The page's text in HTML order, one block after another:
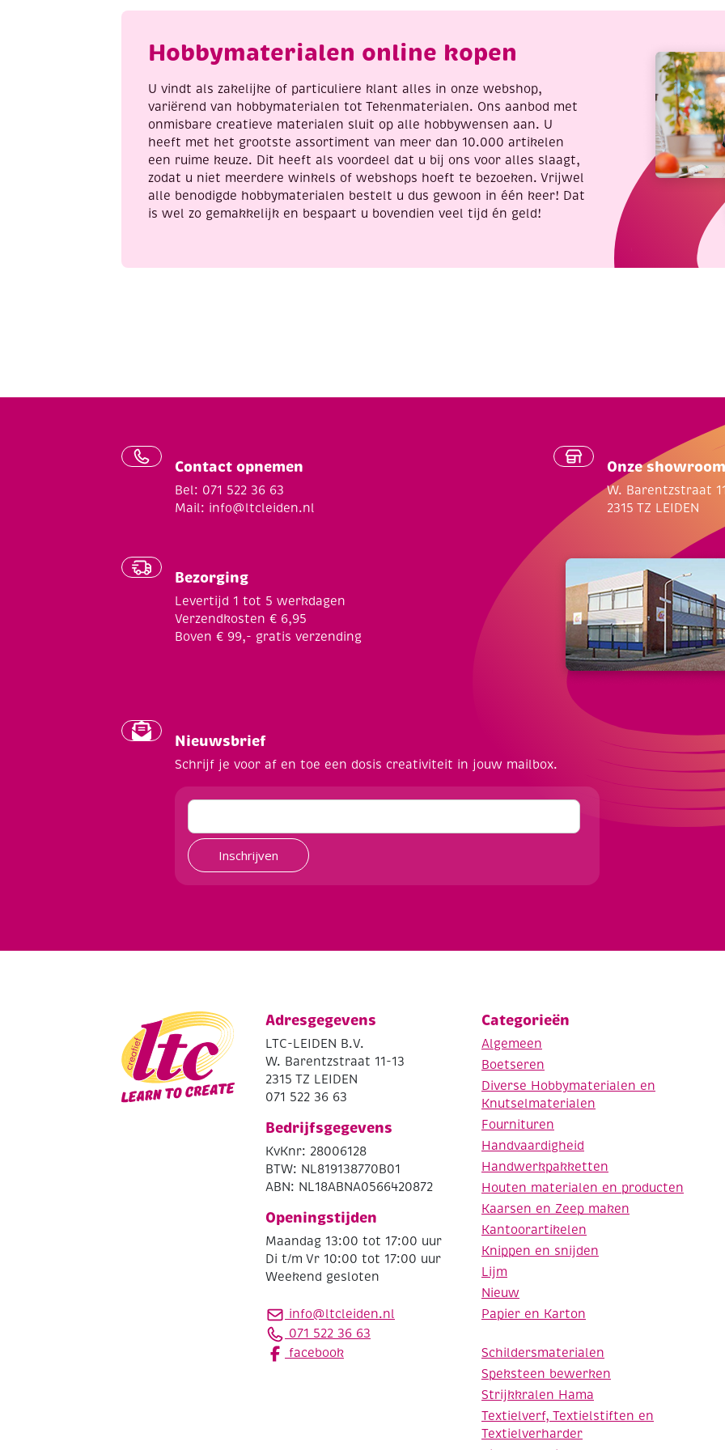
Hobbymaterialen online kopen
U vindt als zakelijke of particuliere klant alles in onze webshop,
variërend van hobbymaterialen tot Tekenmaterialen. Ons aanbod met
onmisbare creatieve materialen sluit op alle hobbywensen aan. U
heeft met het grootste assortiment van meer dan 10.000 artikelen
een ruime keuze. Dit heeft als voordeel dat u bij ons voor alles slaagt,
zodat u niet meerdere winkels of webshops hoeft te bezoeken. Vrijwel
alle benodigde hobbymaterialen bestelt u dus gewoon in één keer! Dat
is wel zo gemakkelijk en bespaart u bovendien veel tijd én geld!
Contact opnemen
Bel: 071 522 36 63
Mail: info@ltcleiden.nl
Bezorging
Levertijd 1 tot 5 werkdagen
Verzendkosten € 6,95
Boven € 99,- gratis verzending
Onze showroom
W. Barentzstraat
2315 TZ LEIDEN
Nieuwsbrief
Schrijf je voor af en toe een dosis creativiteit in jouw mailbox.
Inschrijven
Adresgegevens
LTC-LEIDEN B.V.
W. Barentzstraat 11-13
2315 TZ LEIDEN
071 522 36 63
Bedrijfsgegevens
KvKnr: 28006128
BTW: NL819138770B01
ABN: NL18ABNA0566420872
Openingstijden
Maandag 13:00 tot 17:00 uur
Di t/m Vr 10:00 tot 17:00 uur
Weekend gesloten
info@ltcleiden.nl
071 522 36 63
facebook
Categorieën
Algemeen
Boetseren
Diverse Hobbymaterialen en
Knutselmaterialen
Fournituren
Handvaardigheid
Handwerkpakketten
Houten materialen en producten
Kaarsen en Zeep maken
Kantoorartikelen
Knippen en snijden
Lijm
Nieuw
Papier en Karton
Schildersmaterialen
Speksteen bewerken
Strijkkralen Hama
Textielverf, Textielstiften en
Textielverharder